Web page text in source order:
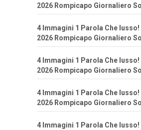
2026 Rompicapo Giornaliero
4 Immagini 1 Parola Che
2026 Rompicapo Giornaliero
4 Immagini 1 Parola Che
2026 Rompicapo Giornaliero
4 Immagini 1 Parola Che
2026 Rompicapo Giornaliero
4 Immagini 1 Parola Che